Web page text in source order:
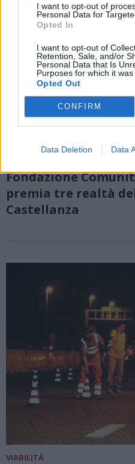
I want to opt-out of
Personal Data for
Opted In
I want to opt-out of
Retention, Sale, and/or
Personal Data that Is
Purposes for which it was
Opted Out
CONFIRM
Data Deletion Data
Fondazione
premia tre realtà
Castellanza
VIABILITÀ